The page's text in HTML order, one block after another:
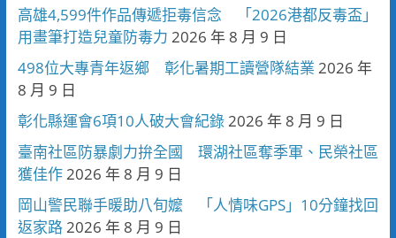
高雄4,599件作品傳遞拒毒信念 「2026港都反毒盃」
用畫筆打造兒童防毒力 2026 年 8 月 9 日
498位大專青年返鄉 彰化暑期工讀營隊結業 2026 年
8 月 9 日
彰化縣運會6項10人破大會紀錄2026 年 8 月 9 日
臺南社區防暴劇力拚全國 環湖社區奪季軍、民榮社區
獲佳作2026 年 8 月 9 日
岡山警民聯手暖助八旬嬤 「人情味GPS」10分鐘找回
返家路2026 年 8 月 9 日